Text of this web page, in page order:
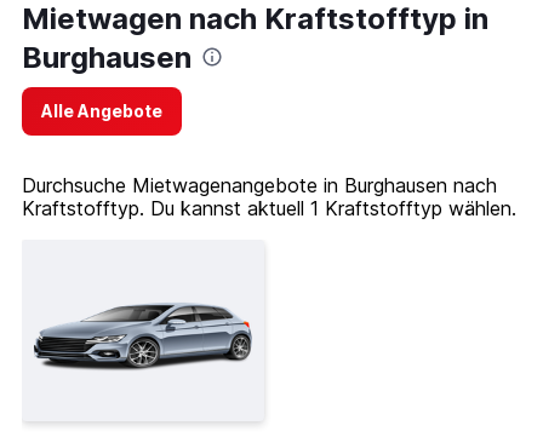
Mietwagen nach Kraftstofftyp in
Burghausen
Alle Angebote
Durchsuche Mietwagenangebote in Burghausen nach
Kraftstofftyp. Du kannst aktuell 1 Kraftstofftyp wählen.